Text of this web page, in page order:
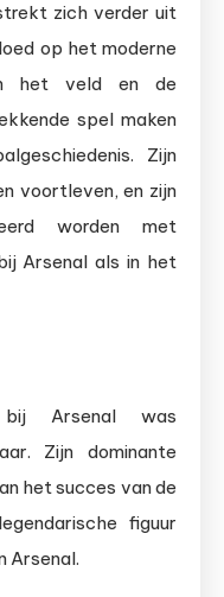
zich verder uit
op het moderne
het veld en de
spel maken
Zijn
voortleven, en zijn
worden met
Arsenal als in het
bij Arsenal was
Zijn dominante
het succes van de
figuur
Arsenal.